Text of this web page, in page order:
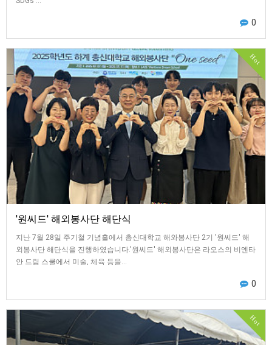
0
Hot
'원씨드' 해외봉사단 해단식
지난 7월 28일 주기철 기념홀에서 총신대학교 해와봉사단 2기 '원씨드' 해
외봉사단 해단식을 진행하였습니다.'원씨드' 해외봉사단은 라오스의 비엔타
안 드림 스쿨에서 미술, 체육 등을…
0
Hot